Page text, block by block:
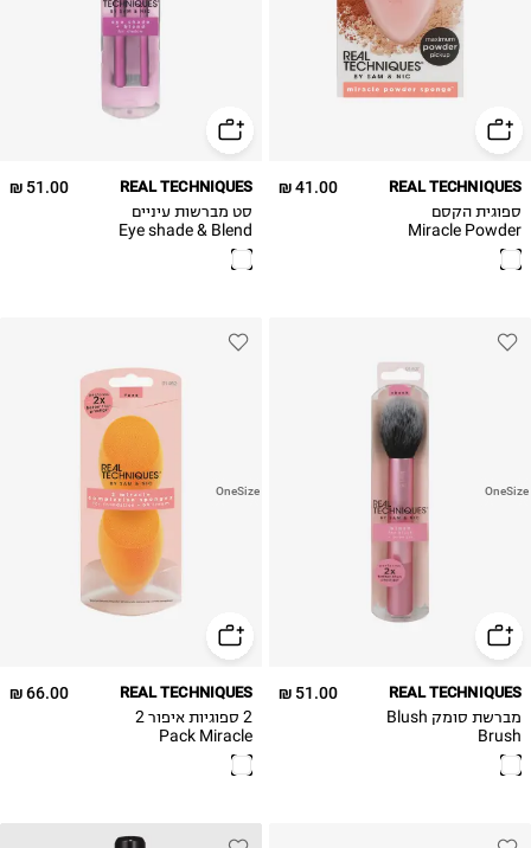
41.00 ₪ REAL TECHNIQUES
ספוגית הקסם
Miracle Powder
Sponge
51.00 ₪ REAL TECHNIQUES
סט מברשות עיניים
Eye shade & Blend
OneSize
51.00 ₪ REAL TECHNIQUES
מברשת סומק Blush
Brush
OneSize
66.00 ₪ REAL TECHNIQUES
2 ספוגיות איפור 2
Pack Miracle
Complexion
Sponge